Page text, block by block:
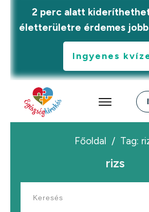
2 perc alatt
életterületre érdemes
Ingyenes
Főoldal / Tag:
rizs